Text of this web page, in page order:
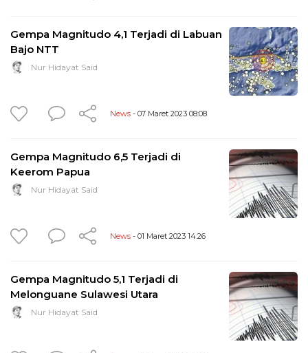
Gempa Magnitudo 4,1 Terjadi di Labuan
Bajo NTT
Nur Hidayat Said
News - 07 Maret 2023 08:08
Gempa Magnitudo 6,5 Terjadi di
Keerom Papua
Nur Hidayat Said
News - 01 Maret 2023 14:26
Gempa Magnitudo 5,1 Terjadi di
Melonguane Sulawesi Utara
Nur Hidayat Said